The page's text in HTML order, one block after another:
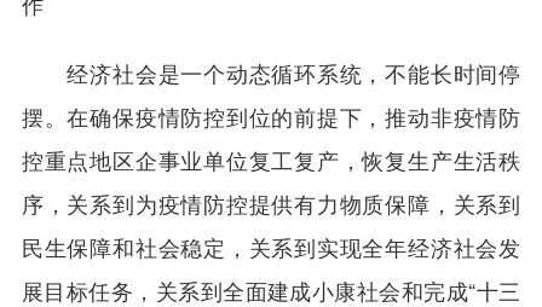
经济社会是一个动态循环系统，不能长时间停
摆。在确保疫情防控到位的前提下，推动非疫情防
控重点地区企事业单位复工复产，恢复生产生活秩
序，关系到为疫情防控提供有力物质保障，关系到
民生保障和社会稳定，关系到实现全年经济社会发
展目标任务，关系到全面建成小康社会和完成“十三